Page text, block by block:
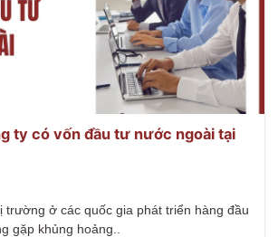
ty có vốn đầu tư nước ngoài tại
trường ở các quốc gia phát triển hàng đầu
gặp khủng hoảng..